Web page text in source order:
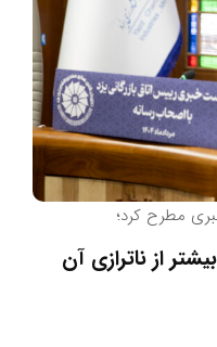
مطرح کرد؛
از ناترازی آن